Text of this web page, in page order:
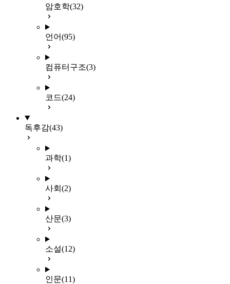
암호학(32)
언어(95)
컴퓨터구조(3)
코드(24)
독후감(43)
과학(1)
사회 (2)
산문(3)
소설(12)
인문(11)